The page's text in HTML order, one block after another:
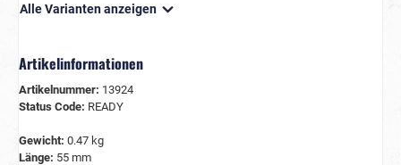
Alle Varianten anzeigen
Artikelinformationen
Artikelnummer: 13924
Status Code: READY
Gewicht: 0.47 kg
Länge: 55 mm